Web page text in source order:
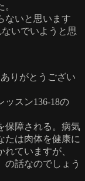
ないと思います
いでいようと思
りがとうござい
ッスン136-18の
保障される。病気
たは肉体を健康に
ていますが、
の話なのでしょう